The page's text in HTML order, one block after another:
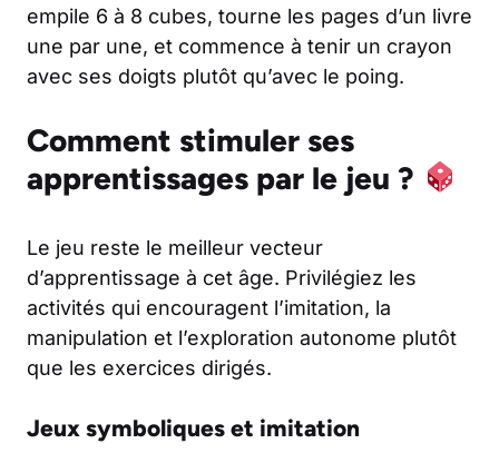
empile 6 à 8 cubes, tourne les pages d’un livre
une par une, et commence à tenir un crayon
avec ses doigts plutôt qu’avec le poing.
Comment stimuler ses
apprentissages par le jeu ?
Le jeu reste le meilleur vecteur
d’apprentissage à cet âge. Privilégiez les
activités qui encouragent l’imitation, la
manipulation et l’exploration autonome plutôt
que les exercices dirigés.
Jeux symboliques et imitation